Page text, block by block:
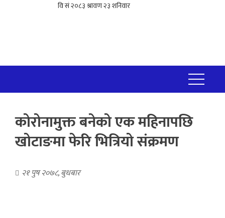
कोरोनामुक्त बनेको एक महिनापछि
खोटाङमा फेरि भित्रियो संक्रमण
२१ पुष २०७८, बुधबार